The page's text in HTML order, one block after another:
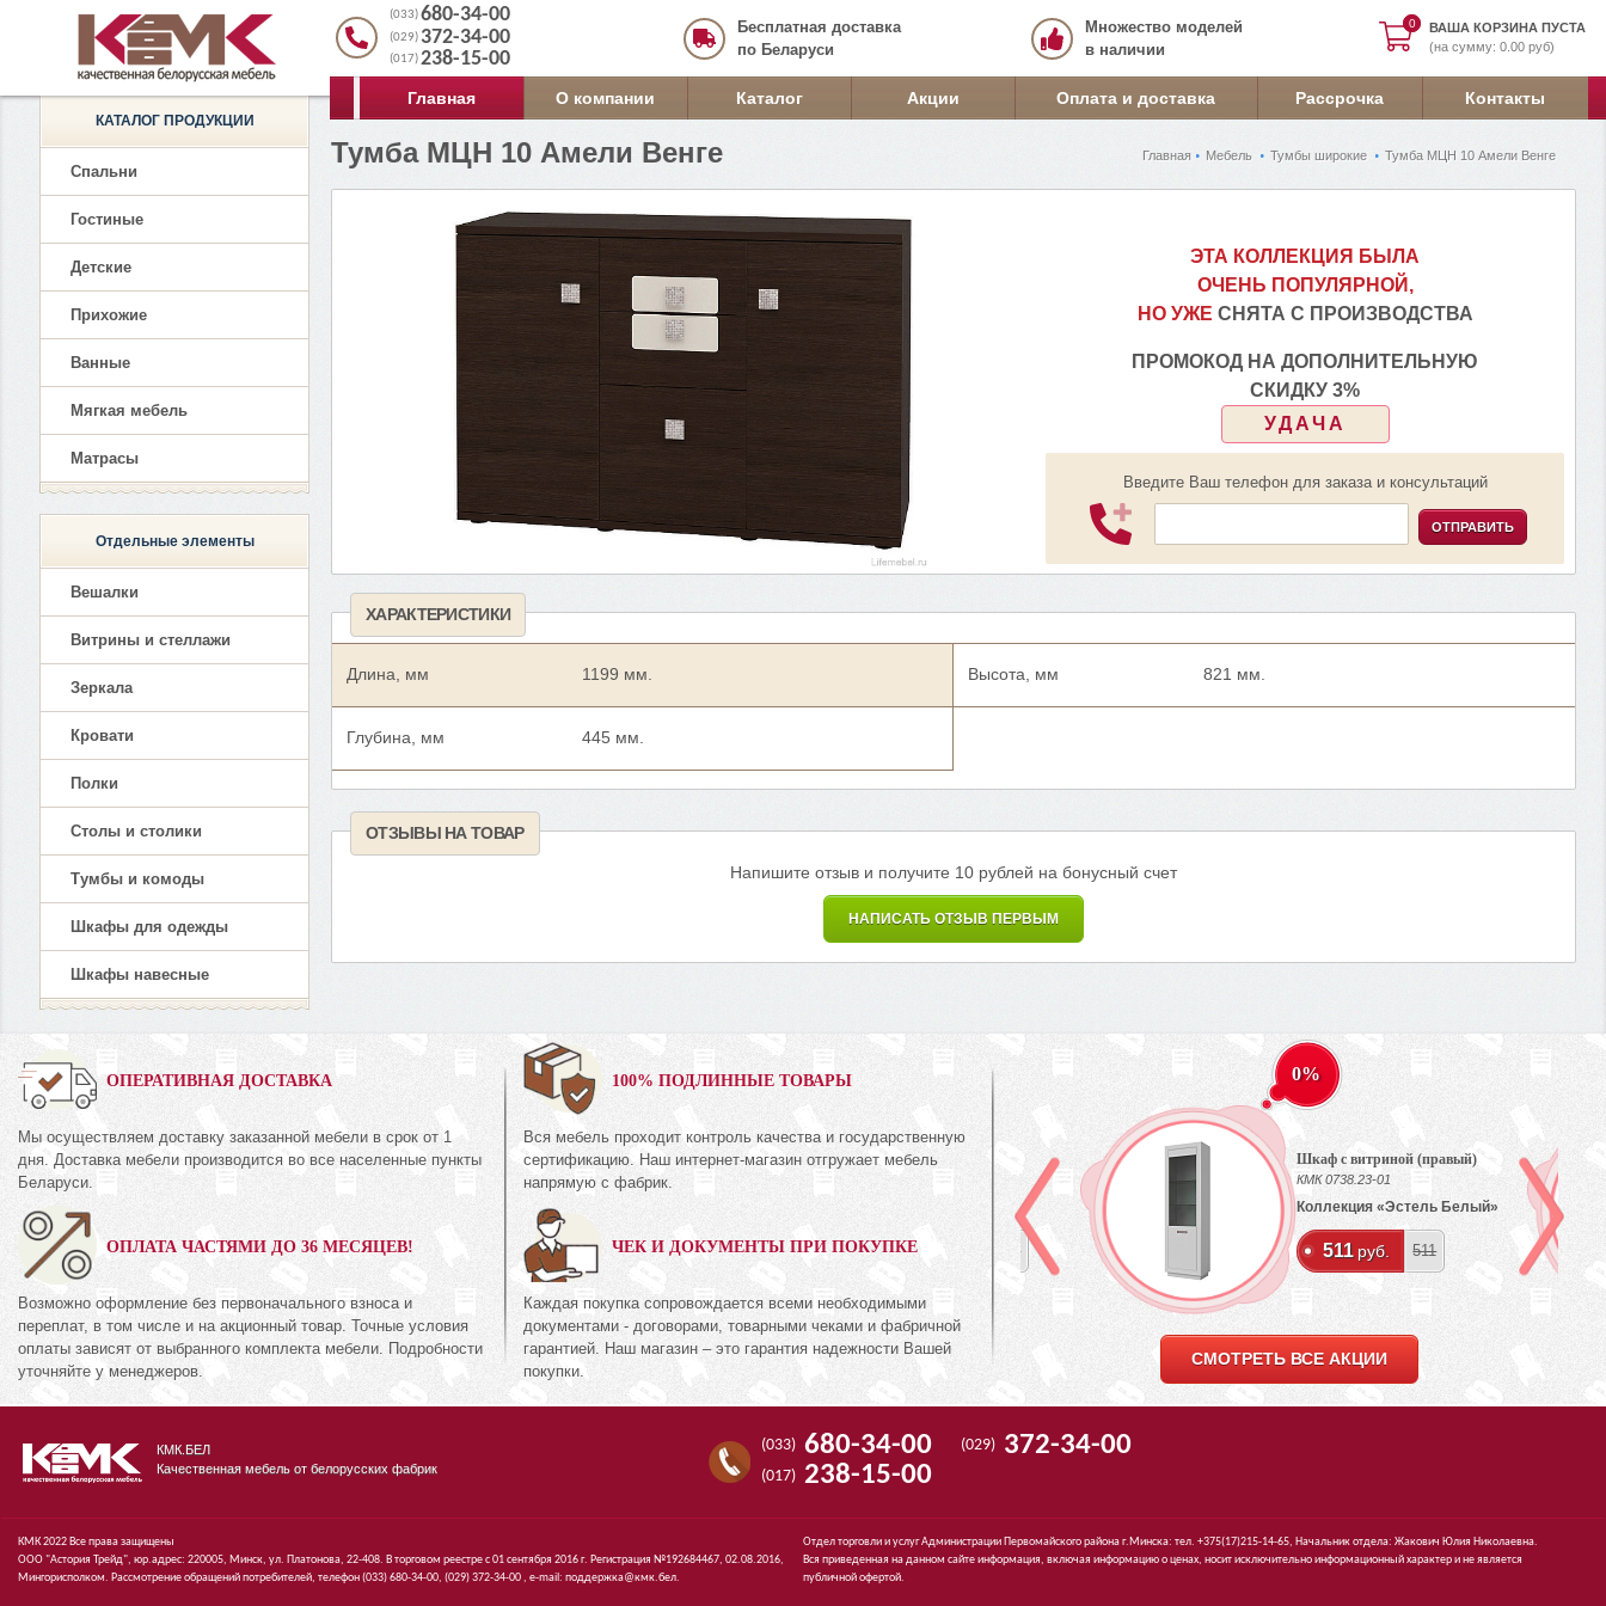
0
0
ВАША КОРЗИНА ПУСТА
(на сумму: 0.00 руб)
(033)680-34-00
(029) 372-34-00
(017)238-15-00
Бесплатная доставка
по Беларуси
Множество моделей
в наличии
Главная О компании Каталог Акции Оплата и доставка Рассрочка Контакты
Главная Мебель Тумбы широкие Тумба МЦН 10 Амели Венге
Тумба МЦН 10 Амели Венге
ЭТА КОЛЛЕКЦИЯ БЫЛА
ОЧЕНЬ ПОПУЛЯРНОЙ,
НО УЖЕ СНЯТА С ПРОИЗВОДСТВА
ПРОМОКОД НА ДОПОЛНИТЕЛЬНУЮ
СКИДКУ 3%
УДАЧА
Введите Ваш телефон для заказа и консультаций
ОТПРАВИТЬ
ХАРАКТЕРИСТИКИ
Длина, мм 1199 мм.
Глубина, мм 445 мм.
Высота, мм 821 мм.
ОТЗЫВЫ НА ТОВАР
Напишите отзыв и получите 10 рублей на бонусный счет
НАПИСАТЬ ОТЗЫВ ПЕРВЫМ
КАТАЛОГ ПРОДУКЦИИ
Спальни
Гостиные
Детские
Прихожие
Ванные
Мягкая мебель
Матрасы
Отдельные элементы
Вешалки
Витрины и стеллажи
Зеркала
Кровати
Полки
Столы и столики
Тумбы и комоды
Шкафы для одежды
Шкафы навесные
ОПЕРАТИВНАЯ ДОСТАВКА
Мы осуществляем доставку заказанной мебели в срок от 1
дня. Доставка мебели производится во все населенные пункты
Беларуси.
ОПЛАТА ЧАСТЯМИ ДО 36 МЕСЯЦЕВ!
Возможно оформление без первоначального взноса и
переплат, в том числе и на акционный товар. Точные условия
оплаты зависят от выбранного комплекта мебели. Подробности
уточняйте у менеджеров.
100% ПОДЛИННЫЕ ТОВАРЫ
Вся мебель проходит контроль качества и государственную
сертификацию. Наш интернет-магазин отгружает мебель
напрямую с фабрик.
ЧЕК И ДОКУМЕНТЫ ПРИ ПОКУПКЕ
Каждая покупка сопровождается всеми необходимыми
документами - договорами, товарными чеками и фабричной
гарантией. Наш магазин – это гарантия надежности Вашей
покупки.
«Амелия Орех
руб. 894
Комод
Коллекция «Эстель Белый»
672
0%
Шкаф для одежды
1 395 1 395
0%
Шкаф с витриной (правый)
КМК 0738.23-01
Коллекция «Эстель Белый»
511 руб. 511
СМОТРЕТЬ ВСЕ АКЦИИ
КМК.БЕЛ
Качественная мебель от белорусских фабрик
(033) 680-34-00 (029) 372-34-00
(017) 238-15-00
КМК 2022 Все права защищены
ООО "Астория Трейд", юр.адрес: 220005, Минск, ул. Платонова, 22-408. В торговом реестре с 01 сентября 2016 г. Регистрация №192684467, 02.08.2016,
Мингорисполком. Рассмотрение обращений потребителей, телефон(033)680-34-00, (029)372-34-00 , e-mail: поддержка@кмк.бел.
Отдел торговли и услуг Администрации Первомайского района г.Минска: тел. +375(17)215-14-65, Начальник отдела: Жакович Юлия Николаевна.
Вся приведенная на данном сайте информация, включая информацию о ценах, носит исключительно информационный характер и не является
публичной офертой.